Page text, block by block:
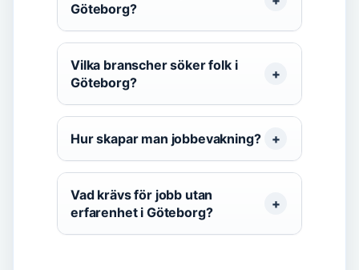
Göteborg?
Vilka branscher söker folk i
Göteborg?
Hur skapar man jobbevakning?
Vad krävs för jobb utan
erfarenhet i Göteborg?